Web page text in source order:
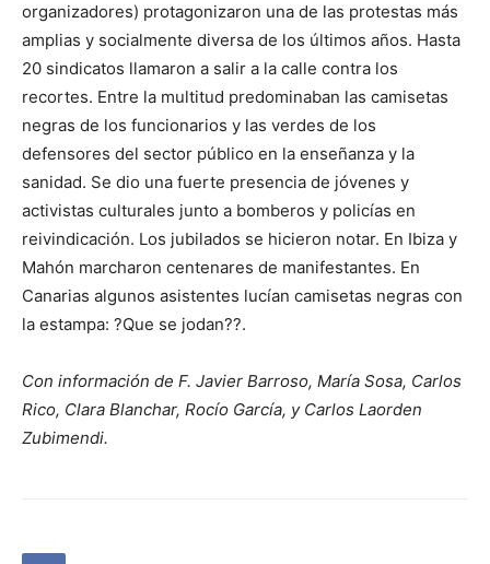
organizadores) protagonizaron una de las protestas más
amplias y socialmente diversa de los últimos años. Hasta
20 sindicatos llamaron a salir a la calle contra los
recortes. Entre la multitud predominaban las camisetas
negras de los funcionarios y las verdes de los
defensores del sector público en la enseñanza y la
sanidad. Se dio una fuerte presencia de jóvenes y
activistas culturales junto a bomberos y policías en
reivindicación. Los jubilados se hicieron notar. En Ibiza y
Mahón marcharon centenares de manifestantes. En
Canarias algunos asistentes lucían camisetas negras con
la estampa: ?Que se jodan??.
Con información de F. Javier Barroso, María Sosa, Carlos
Rico, Clara Blanchar, Rocío García, y Carlos Laorden
Zubimendi.